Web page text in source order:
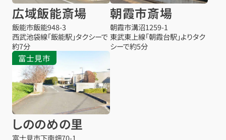
広域飯能斎場
飯能市飯能948-3
西武池袋線「飯能駅」タクシーで
約7分
朝霞市斎場
朝霞市溝沼1259-1
東武東上線「朝霞台駅」よりタク
シーで約5分
富士見市
しののめの里
富士見市下南畑70-1